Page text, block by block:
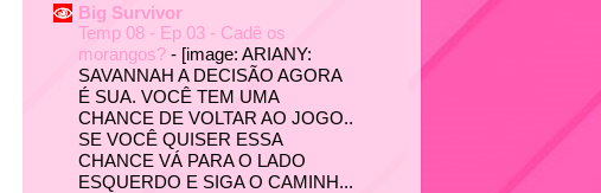
Big Survivor
Temp 08 - Ep 03 - Cadê os
morangos? - [image: ARIANY:
SAVANNAH A DECISÃO AGORA
É SUA. VOCÊ TEM UMA
CHANCE DE VOLTAR AO JOGO..
SE VOCÊ QUISER ESSA
CHANCE VÁ PARA O LADO
ESQUERDO E SIGA O CAMINH...